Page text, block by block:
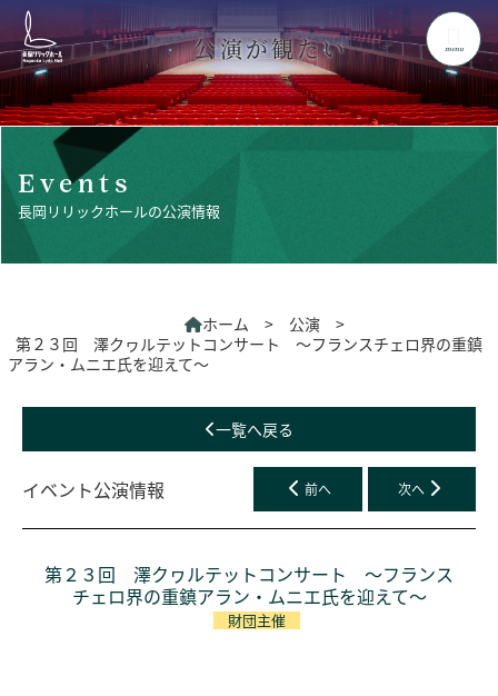
menu
公演が観たい
Events
長岡リリックホールの公演情報
ホーム > 公演
>
第２３回 澤クヮルテットコンサート ～フランスチェロ界の重鎮
アラン・ムニエ氏を迎えて～
一覧へ戻る
イベント公演情報 前へ 次へ
第２３回 澤クヮルテットコンサート ～フランス
チェロ界の重鎮アラン・ムニエ氏を迎えて～
財団主催